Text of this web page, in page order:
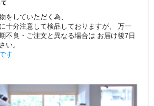
をしていただく為、
十分注意して検品しておりますが、 万一
不良・ご注文と異なる場合は お届け後7日
い。
す